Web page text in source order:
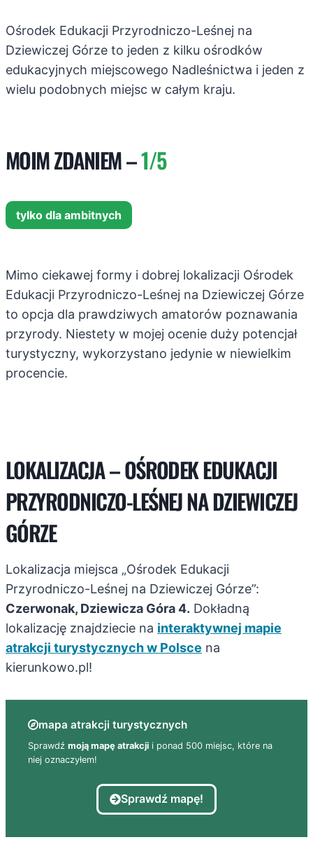
Ośrodek Edukacji Przyrodniczo-Leśnej na
Dziewiczej Górze to jeden z kilku ośrodków
edukacyjnych miejscowego Nadleśnictwa i jeden z
wielu podobnych miejsc w całym kraju.
MOIM ZDANIEM –1/5
tylko dla ambitnych
Mimo ciekawej formy i dobrej lokalizacji Ośrodek
Edukacji Przyrodniczo-Leśnej na Dziewiczej Górze
to opcja dla prawdziwych amatorów poznawania
przyrody. Niestety w mojej ocenie duży potencjał
turystyczny, wykorzystano jedynie w niewielkim
procencie.
LOKALIZACJA – OŚRODEK EDUKACJI
PRZYRODNICZO-LEŚNEJ NA DZIEWICZEJ
GÓRZE
Lokalizacja miejsca „Ośrodek Edukacji
Przyrodniczo-Leśnej na Dziewiczej Górze”:
Czerwonak, Dziewicza Góra 4. Dokładną
lokalizację znajdziecie na interaktywnej mapie
atrakcji turystycznych w Polsce na
kierunkowo.pl!
mapa atrakcji turystycznych
Sprawdź moją mapę atrakcji i ponad 500 miejsc, które na
niej oznaczyłem!
Sprawdź mapę!